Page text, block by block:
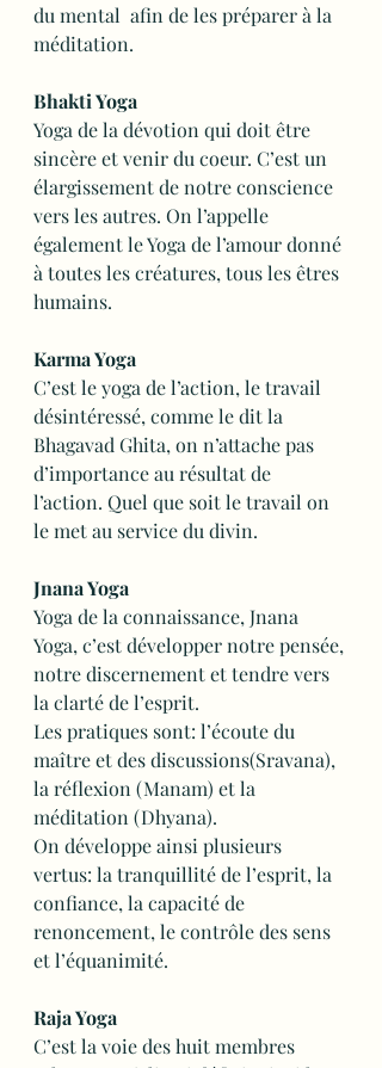
du mental  afin de les préparer à la
méditation.
Bhakti Yoga
Yoga de la dévotion qui doit être
sincère et venir du coeur. C’est un
élargissement de notre conscience
vers les autres. On l’appelle
également le Yoga de l’amour donné
à toutes les créatures, tous les êtres
humains.
Karma Yoga
C’est le yoga de l’action, le travail
désintéressé, comme le dit la
Bhagavad Ghita, on n’attache pas
d’importance au résultat de
l’action. Quel que soit le travail on
le met au service du divin.
Jnana Yoga
Yoga de la connaissance, Jnana
Yoga, c’est développer notre pensée,
notre discernement et tendre vers
la clarté de l’esprit.
Les pratiques sont: l’écoute du
maître et des discussions(Sravana),
la réflexion (Manam) et la
méditation (Dhyana).
On développe ainsi plusieurs
vertus: la tranquillité de l’esprit, la
confiance, la capacité de
renoncement, le contrôle des sens
et l’équanimité.
Raja Yoga
C’est la voie des huit membres